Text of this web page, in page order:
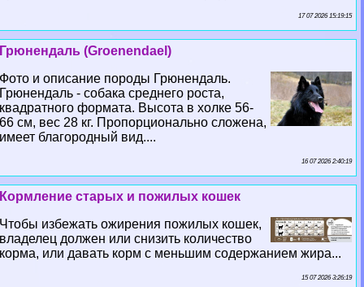
17 07 2026 15:19:15
Грюнендаль (Groenendael)
Фото и описание породы Грюнендаль.
Грюнендаль - собака среднего роста,
квадратного формата. Высота в холке 56-
66 см, вес 28 кг. Пропорционально сложена,
имеет благородный вид....
16 07 2026 2:40:19
Кормление старых и пожилых кошек
Чтобы избежать ожирения пожилых кошек,
владелец должен или снизить количество
корма, или давать корм с меньшим содержанием жира...
15 07 2026 3:26:19